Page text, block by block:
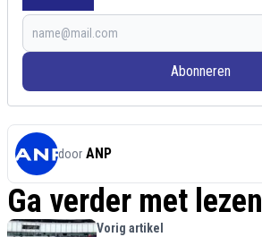
Abonneren
door ANP
Ga verder met lezen
Vorig artikel